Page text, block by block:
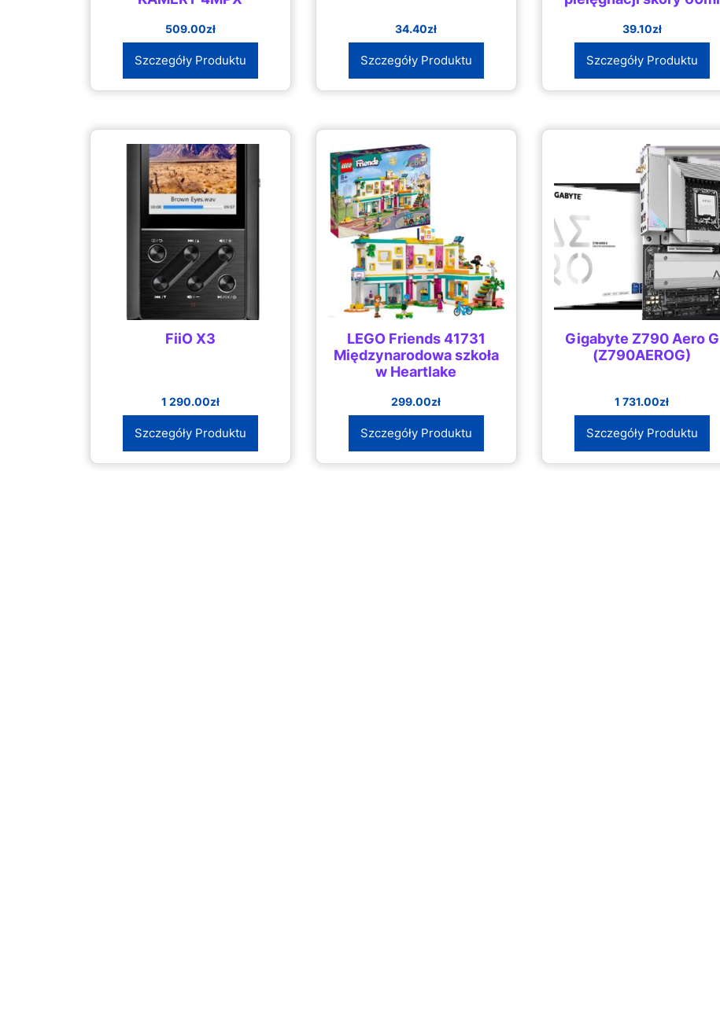
509.00zł
Szczegóły Produktu
34.40zł
Szczegóły Produktu
39.10zł
Szczegóły Produktu
FiiO X3
1 290.00zł
Szczegóły Produktu
LEGO Friends 41731
Międzynarodowa szkoła
w Heartlake
299.00zł
Szczegóły Produktu
Gigabyte Z790 Aero G
(Z790AEROG)
1 731.00zł
Szczegóły Produktu